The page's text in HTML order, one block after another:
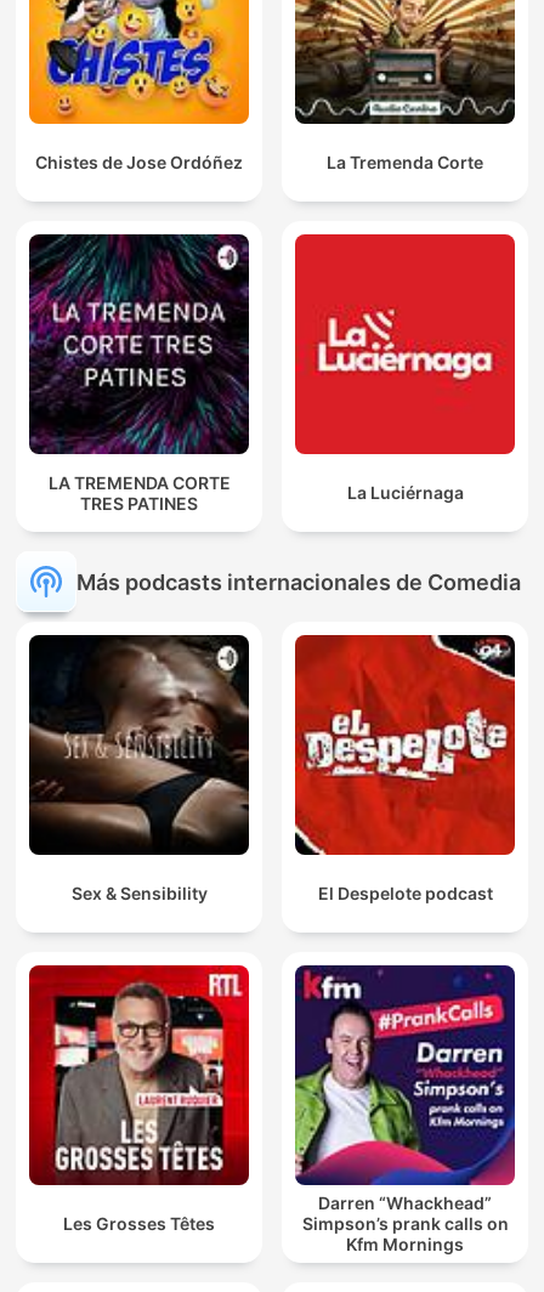
Chistes de Jose Ordóñez La Tremenda Corte
LA TREMENDA CORTE
TRES PATINES
La Luciérnaga
Más podcasts internacionales de Comedia
Sex & Sensibility El Despelote podcast
Les Grosses Têtes
Darren “Whackhead”
Simpson’s prank calls on
Kfm Mornings